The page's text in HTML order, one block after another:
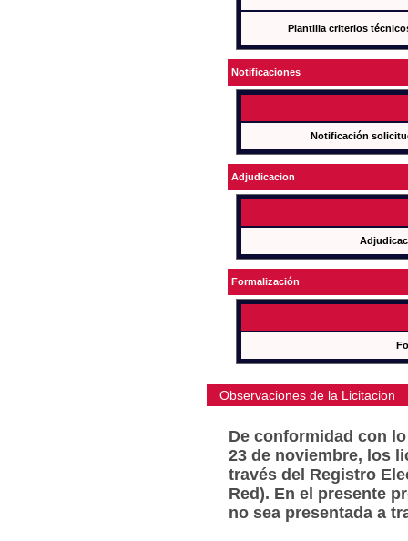
Plantilla criterios
Notificaciones
Notificación
Adjudicacion
Formalización
Observaciones de la Licitacion
De conformidad con
23 de noviembre, los
través del Registro
Red). En el presente
no sea presentada a